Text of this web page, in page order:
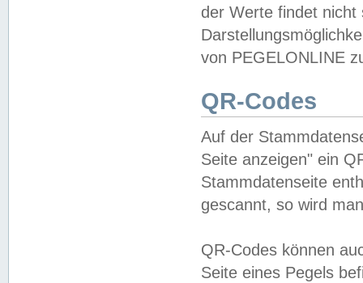
der Werte findet
von PEGELONLINE
QR-Codes
Auf der
Seite anzeigen" ein
Stammdatenseite
gescannt, so wird
QR-Codes können
Seite eines Pegels